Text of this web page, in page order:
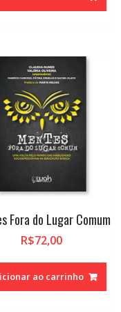
Fora do Lugar Comum
R$72,00
ao carrinho